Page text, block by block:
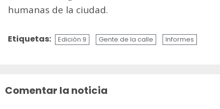
humanas de la ciudad.
Etiquetas: Edición 9 Gente de la calle Informes
Comentar la noticia